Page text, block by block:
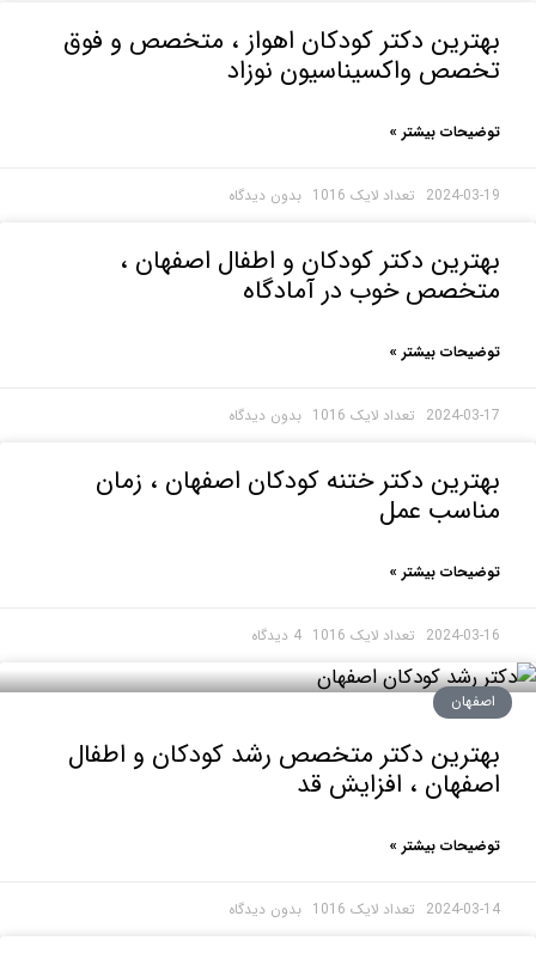
دکتر کودکان اهواز ، متخصص و فوق
واکسیناسیون نوزاد
بیشتر »
2024- بدون دیدگاه
دکتر کودکان و اطفال اصفهان ،
خوب در آمادگاه
بیشتر »
2024- بدون دیدگاه
دکتر ختنه کودکان اصفهان ، زمان
عمل
بیشتر »
2024- 4 دیدگاه
دکتر متخصص رشد کودکان و اطفال
، افزایش قد
بیشتر »
2024- بدون دیدگاه